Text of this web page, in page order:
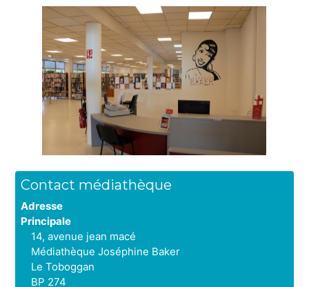
Contact
Contact médiathèque
Adresse
Principale
14, avenue jean macé
Médiathèque Joséphine Baker
Le Toboggan
BP 274